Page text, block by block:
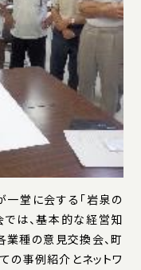
堂に会する「岩泉の
では、基本的な経営知
種の意見交換会、町
の事例紹介とネットワ